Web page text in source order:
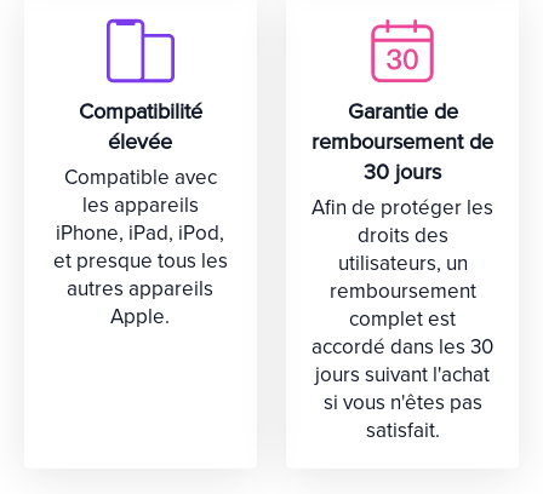
Compatibilité
élevée
Compatible avec
les appareils
iPhone, iPad, iPod,
et presque tous les
autres appareils
Apple.
Garantie de
remboursement de
30 jours
Afin de protéger les
droits des
utilisateurs, un
remboursement
complet est
accordé dans les 30
jours suivant l'achat
si vous n'êtes pas
satisfait.